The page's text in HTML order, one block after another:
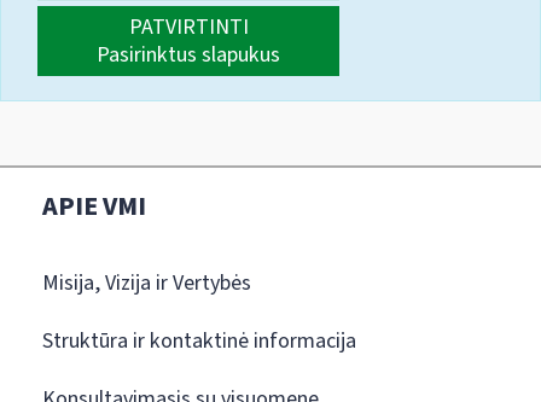
PATVIRTINTI
Pasirinktus slapukus
APIE VMI
Misija, Vizija ir Vertybės
Struktūra ir kontaktinė informacija